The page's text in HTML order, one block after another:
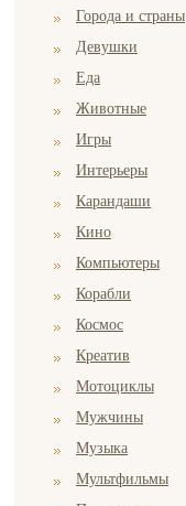
Города и страны
Девушки
Еда
Животные
Игры
Интерьеры
Карандаши
Кино
Компьютеры
Корабли
Космос
Креатив
Мотоциклы
Мужчины
Музыка
Мультфильмы